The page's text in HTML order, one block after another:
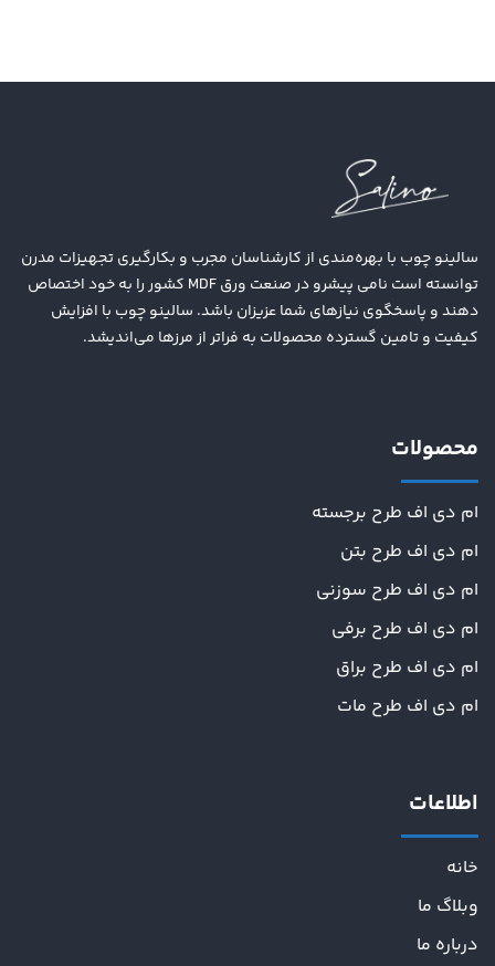
سالینو چوب با بهره‌مندی از کارشناسان مجرب و بکارگیری تجهیزات مدرن
توانسته است نامی پیشرو در صنعت ورق MDF کشور را به خود اختصاص
دهند و پاسخگوی نیازهای شما عزیزان باشد. سالینو چوب با افزایش
کیفیت و تامین گسترده محصولات به فراتر از مرزها می‌اندیشد.
محصولات
ام دی اف طرح برجسته
ام دی اف طرح بتن
ام دی اف طرح سوزنی
ام دی اف طرح برفی
ام دی اف طرح براق
ام دی اف طرح مات
اطلاعات
خانه
وبلاگ ما
درباره ما